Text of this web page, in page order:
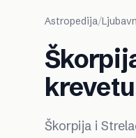
Astropedija/
Škorpija i